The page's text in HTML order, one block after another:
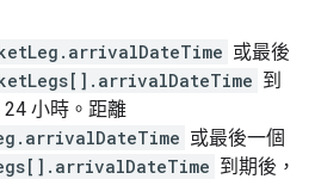
或最後
到
小時。距離
或最後一個
到期後，